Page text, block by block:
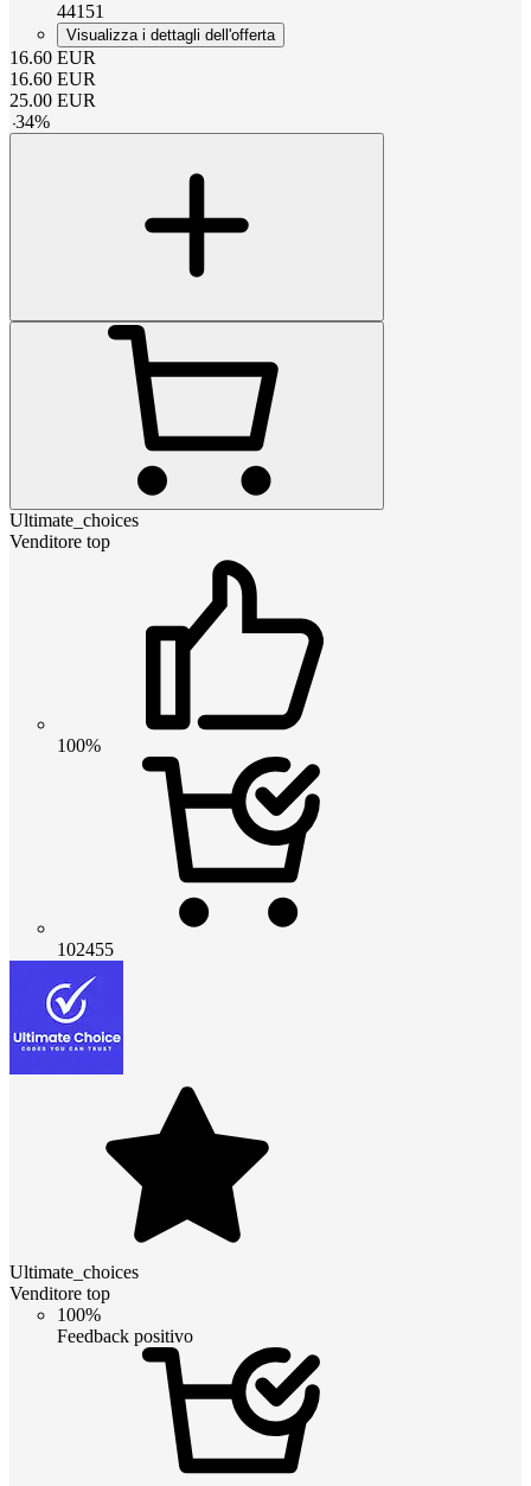
44151
Visualizza i dettagli dell'offerta
16.60 EUR
16.60 EUR
25.00 EUR
-34%
Ultimate_choices
Venditore top
100%
102455
Ultimate_choices
Venditore top
100%
Feedback positivo